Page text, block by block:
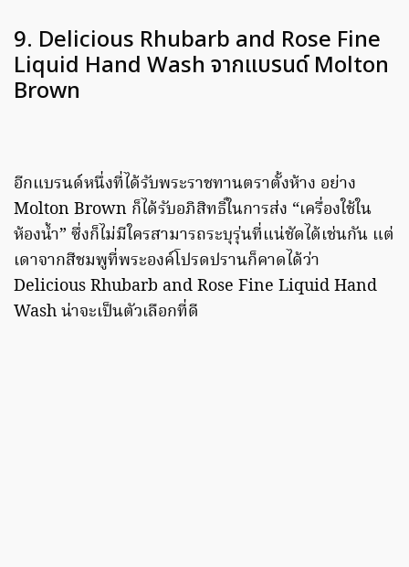
9. Delicious Rhubarb and Rose Fine
Liquid Hand Wash จากแบรนด์ Molton
Brown
อีกแบรนด์หนึ่งที่ได้รับพระราชทานตราตั้งห้าง อย่าง
Molton Brown ก็ได้รับอภิสิทธิ์ในการส่ง “เครื่องใช้ใน
ห้องน้ำ” ซึ่งก็ไม่มีใครสามารถระบุรุ่นที่แน่ชัดได้เช่นกัน แต่
เดาจากสีชมพูที่พระองค์โปรดปรานก็คาดได้ว่า
Delicious Rhubarb and Rose Fine Liquid Hand
Wash น่าจะเป็นตัวเลือกที่ดี